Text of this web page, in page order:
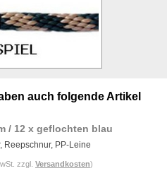
auch folgende Artikel
/ 12 x geflochten blau
Reepschnur, PP-Leine
zzgl. Versandkosten)